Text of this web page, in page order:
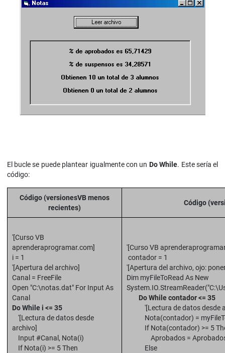
El bucle se puede plantear igualmente con un Do While. Este sería el
código:
Código (versionesVB menos
recientes)
Código
'[Curso VB
aprenderaprogramar.com]
i = 1
'[Apertura del archivo]
Canal = FreeFile
Open "C:\notas.dat" For Input As
Canal
Do While i <= 35
'[Lectura de datos desde
archivo]
Input #Canal, Nota(i)
If Nota(i) >= 5 Then
'[Curso VB
contador = 1
'[Apertura del archivo, ojo:
Dim myFileToRead As New
Do While contador <= 35
'[Lectura de datos desde
Nota(contador) =
If Nota(contador) >= 5
Aprobados = Aprobados
Else